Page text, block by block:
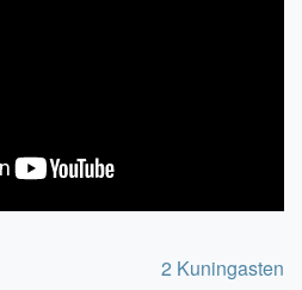
2 Kuningasten